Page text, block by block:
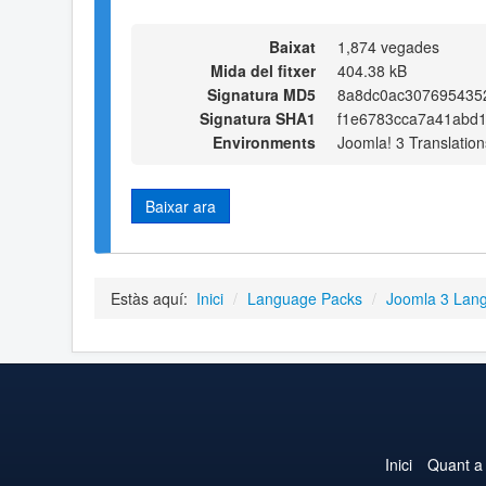
Baixat
1,874 vegades
Mida del fitxer
404.38 kB
Signatura MD5
Signatura SHA1
Environments
Joomla! 3
Baixar ara
Estàs aquí: Inici / Language Packs / Joomla 3
Inici Quant a